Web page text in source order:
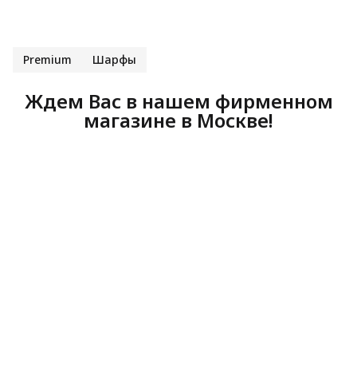
Premium Шарфы
Ждем Вас в нашем фирменном
магазине в Москве!